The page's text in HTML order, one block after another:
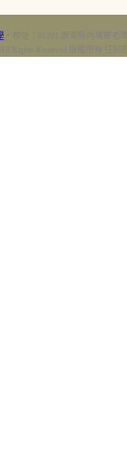
‧校址：91201 屏東縣內埔鄉老